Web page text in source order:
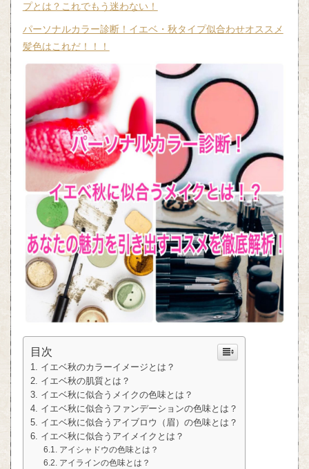
プとは？これでもう迷わない！
パーソナルカラー診断！イエベ・秋タイプ似合わせオススメ
髪色はこれだ！！！
目次
イエベ秋のカラーイメージとは？
イエベ秋の肌質とは？
イエベ秋に似合うメイクの色味とは？
イエベ秋に似合うファンデーションの色味とは？
イエベ秋に似合うアイブロウ（眉）の色味とは？
イエベ秋に似合うアイメイクとは？
アイシャドウの色味とは？
アイラインの色味とは？